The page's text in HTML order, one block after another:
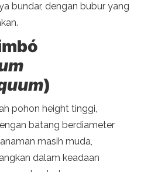
bundar, dengan bubur yang
)
pohon height tinggi,
batang berdiameter
masih muda,
dalam keadaan